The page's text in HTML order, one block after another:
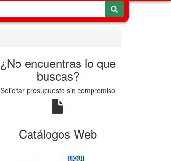
¿No encuentras lo que
buscas?
Solicitar presupuesto sin compromiso
Catálogos Web